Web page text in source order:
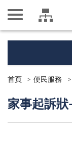
首頁 便民服務
家事起訴